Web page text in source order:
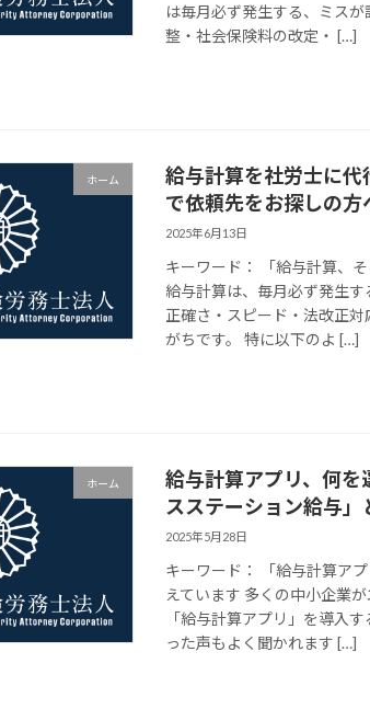
は毎月必ず発生する、ミス
整・社会保険料の改定・ […]
ホーム
給与計算を社労士に代
で依頼先をお探しの方
2025年6月13日
キーワード： 「給与計算、
給与計算は、毎月必ず発生
正確さ・スピード・法改正
がちです。 特に以下のよ […]
ホーム
給与計算アプリ、何を
スステーション給与」
2025年5月28日
キーワード： 「給与計算ア
えています 多くの中小企業
「給与計算アプリ」を導入
った声もよく聞かれます […]